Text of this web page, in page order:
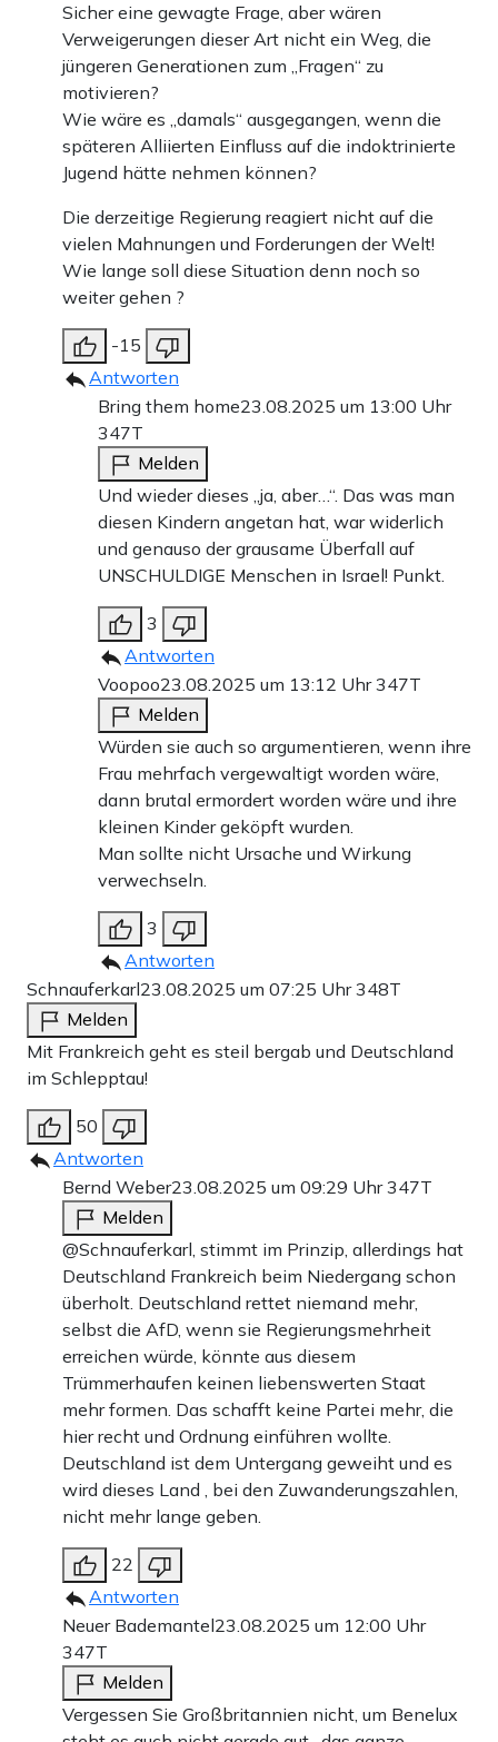
Sicher eine gewagte Frage, aber wären
Verweigerungen dieser Art nicht ein Weg, die
jüngeren Generationen zum „Fragen“ zu
motivieren?
Wie wäre es „damals“ ausgegangen, wenn die
späteren Alliierten Einfluss auf die indoktrinierte
Jugend hätte nehmen können?
Die derzeitige Regierung reagiert nicht auf die
vielen Mahnungen und Forderungen der Welt!
Wie lange soll diese Situation denn noch so
weiter gehen ?
-15
Antworten
Bring them home23.08.2025 um 13:00 Uhr
347T
Melden
Und wieder dieses „ja, aber…“. Das was man
diesen Kindern angetan hat, war widerlich
und genauso der grausame Überfall auf
UNSCHULDIGE Menschen in Israel! Punkt.
3
Antworten
Voopoo23.08.2025 um 13:12 Uhr347T
Melden
Würden sie auch so argumentieren, wenn ihre
Frau mehrfach vergewaltigt worden wäre,
dann brutal ermordert worden wäre und ihre
kleinen Kinder geköpft wurden.
Man sollte nicht Ursache und Wirkung
verwechseln.
3
Antworten
Schnauferkarl23.08.2025 um 07:25 Uhr348T
Melden
Mit Frankreich geht es steil bergab und Deutschland
im Schlepptau!
50
Antworten
Bernd Weber23.08.2025 um 09:29 Uhr347T
Melden
@Schnauferkarl, stimmt im Prinzip, allerdings hat
Deutschland Frankreich beim Niedergang schon
überholt. Deutschland rettet niemand mehr,
selbst die AfD, wenn sie Regierungsmehrheit
erreichen würde, könnte aus diesem
Trümmerhaufen keinen liebenswerten Staat
mehr formen. Das schafft keine Partei mehr, die
hier recht und Ordnung einführen wollte.
Deutschland ist dem Untergang geweiht und es
wird dieses Land , bei den Zuwanderungszahlen,
nicht mehr lange geben.
22
Antworten
Neuer Bademantel23.08.2025 um 12:00 Uhr
347T
Melden
Vergessen Sie Großbritannien nicht, um Benelux